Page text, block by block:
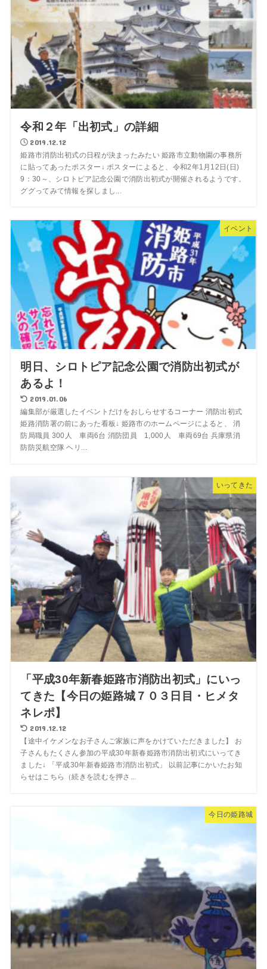
令和２年「出初式」の詳細
2019.12.12
姫路市消防出初式の日程が決まったみたい 姫路市立動物園の事務所
に貼ってあったポスター↓ ポスターによると、令和2年1月12日(日)
9：30～、シロトピア記念公園で消防出初式が開催されるようです。
ググってみて情報を探しまし...
イベント
明日、シロトピア記念公園で消防出初式が
あるよ！
2019.01.06
編集部が厳選したイベントだけをおしらせするコーナー 消防出初式
姫路消防署の前にあった看板↓ 姫路市のホームページによると、 消
防局職員 300人 車両6台 消防団員 1,000人 車両69台 兵庫県消
防防災航空隊 ヘリ...
いってきた
「平成30年新春姫路市消防出初式」にいっ
てきた【今日の姫路城７０３日目・ヒメタ
ネレポ】
2019.12.12
【途中イケメンなお子さんご家族に声をかけていただきました】 お
子さんもたくさん参加の平成30年新春姫路市消防出初式にいってき
ました↓ 「平成30年新春姫路市消防出初式」 以前記事にかいたお知
らせはこちら（続きを読むを押さ...
今日の姫路城